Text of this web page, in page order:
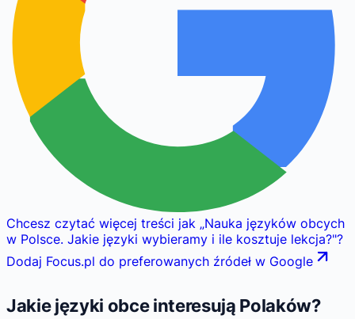
Chcesz czytać więcej treści jak „Nauka języków obcych
w Polsce. Jakie języki wybieramy i ile kosztuje lekcja?"?
Dodaj Focus.pl do preferowanych źródeł w Google
Jakie języki obce interesują Polaków?